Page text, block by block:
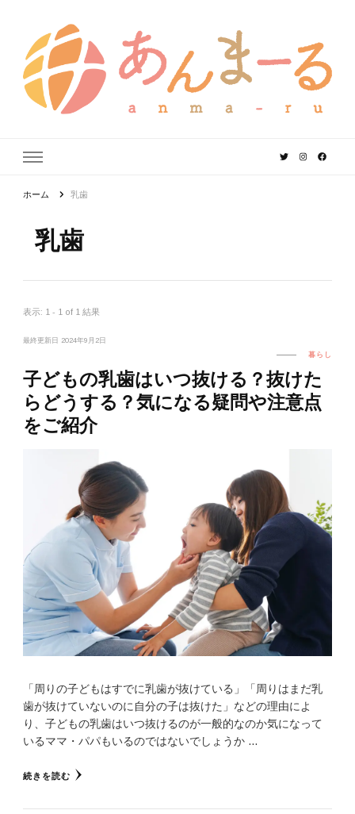
ホーム 乳歯
乳歯
表示: 1 - 1 of 1 結果
最終更新日 2024年9月2日
暮らし
子どもの乳歯はいつ抜ける？抜けた
らどうする？気になる疑問や注意点
をご紹介
「周りの子どもはすでに乳歯が抜けている」「周りはまだ乳
歯が抜けていないのに自分の子は抜けた」などの理由によ
り、子どもの乳歯はいつ抜けるのが一般的なのか気になって
いるママ・パパもいるのではないでしょうか …
続きを読む